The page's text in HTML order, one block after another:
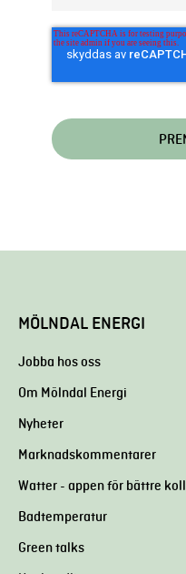
MÖLNDAL ENERGI
Jobba hos oss
Om Mölndal Energi
Nyheter
Marknadskommentarer
Watter - appen för bättre koll
Badtemperatur
Green talks